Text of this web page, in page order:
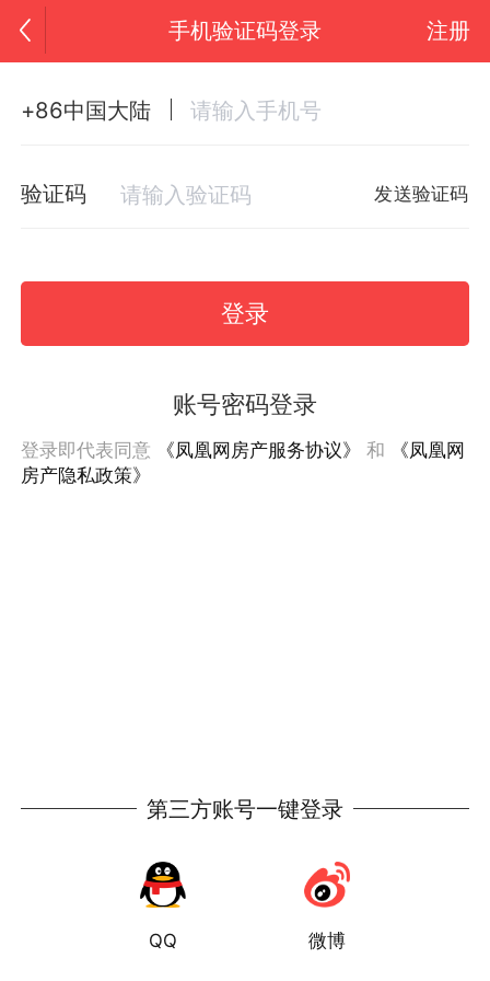
手机验证码登录 注册
+86中国大陆
验证码 发送验证码
登录
账号密码登录
登录即代表同意 《凤凰网房产服务协议》 和
《凤凰网
房产隐私政策》
第三方账号一键登录
QQ 微博